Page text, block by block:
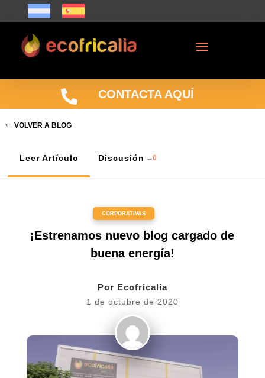
 CONTACTA AQUÍ
VOLVER A BLOG
Leer Artículo Discusión –0
CORPORATIVAS
¡Estrenamos nuevo blog cargado de
buena energía!
Por Ecofricalia
1 de octubre de 2020